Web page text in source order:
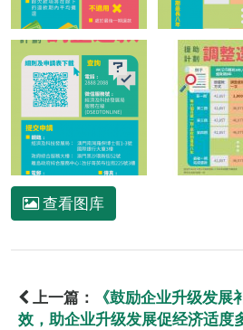
查看图库
上一篇：
《鼓励企业升级发
效，助企业升级发展促经济适度